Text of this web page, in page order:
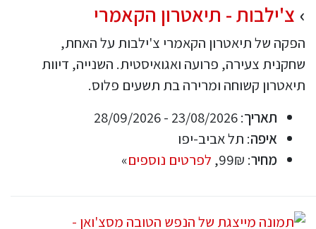
צ'ילבות - תיאטרון הקאמרי
הפקה של תיאטרון הקאמרי צ'ילבות על האחת,
שחקנית צעירה, פרועה ואגואיסטית. השנייה, דיוות
תיאטרון קשוחה ומרירה בת תשעים פלוס.
תאריך: 23/08/2026 - 28/09/2026
איפה: תל אביב-יפו
מחיר: 99₪, לפרטים נוספים»